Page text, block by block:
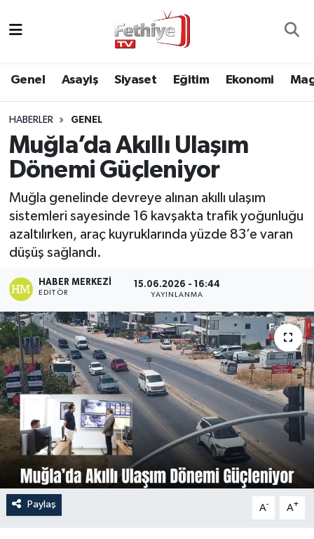
Genel Asayiş Siyaset Eğitim Ekonomi
HABERLER GENEL
Muğla’da Akıllı Ulaşım
Dönemi Güçleniyor
Muğla genelinde devreye alınan akıllı ulaşım
sistemleri sayesinde 16 kavşakta trafik yoğunluğu
azaltılırken, araç kuyruklarında yüzde 83’e varan
düşüş sağlandı.
HABER MERKEZI
EDITÖR
15.06.2026 - 16:44
YAYINLANMA
Paylaş A- A+
Asayiş
Eğitim
Ekonomi
Kültür
Turizm
Muğla Hava Durumu
Muğla Namaz Vakitleri
Muğla Trafik Yoğunluk Haritası
Süper Lig Puan Durumu ve Fikstür
Tüm Manşetler